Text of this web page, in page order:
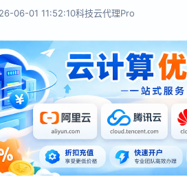
06-01 11:52:10科技云代理Pro